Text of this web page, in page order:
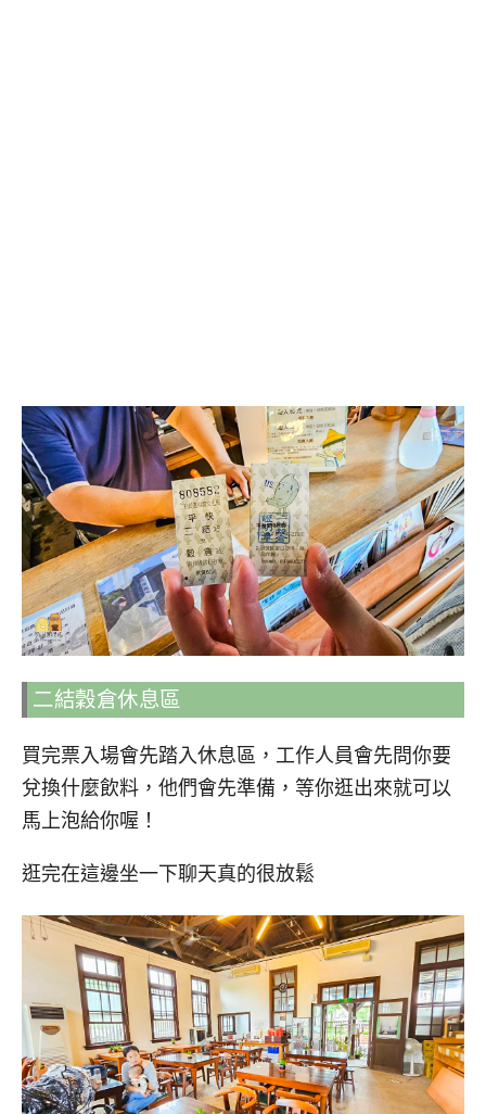
二結穀倉休息區
買完票入場會先踏入休息區，工作人員會先問你要
兌換什麼飲料，他們會先準備，等你逛出來就可以
馬上泡給你喔！
逛完在這邊坐一下聊天真的很放鬆